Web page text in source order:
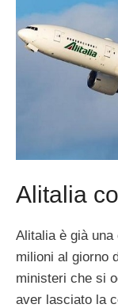
Alitalia
Alitalia è già una
milioni al giorno
ministeri che si
aver lasciato la